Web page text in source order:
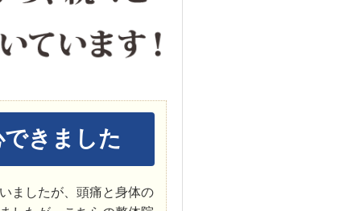
きました
ましたが、頭痛と身体の